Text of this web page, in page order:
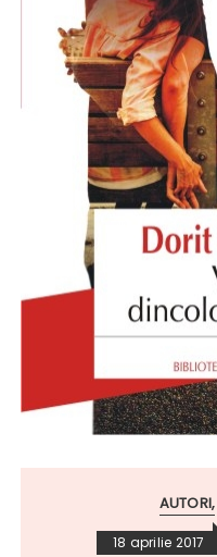
AUTORI
18 aprilie 2017